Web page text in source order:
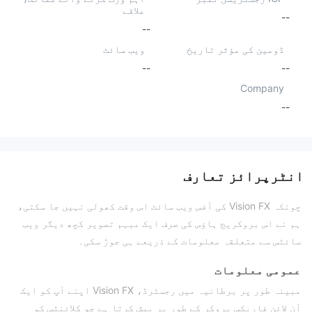
--
علاقے
--
ڈومین کی مؤثر تاریخ
--
ویب سائٹ
--
Company
--
انٹرپرائز تعارف
چونکہ Vision FX کی آفس ویب سائٹ اس وقت کھولی نہیں جا سکتی،
ہم نے اس بروکریج ہاؤس کی صرف ایک مبہم تصویر کچھ دیگر ویب
سائٹس سے متعلقہ معلومات کے ذریعے ہی جوڑ سکی۔
عمومی معلومات
مبینہ طور پر برطانیہ میں رجسٹرڈ، Vision FX اپنے آپ کو ایک
آن لائن فاریکس بروکر کے طور پر پیش کرتا ہے جو کلائنٹس کو